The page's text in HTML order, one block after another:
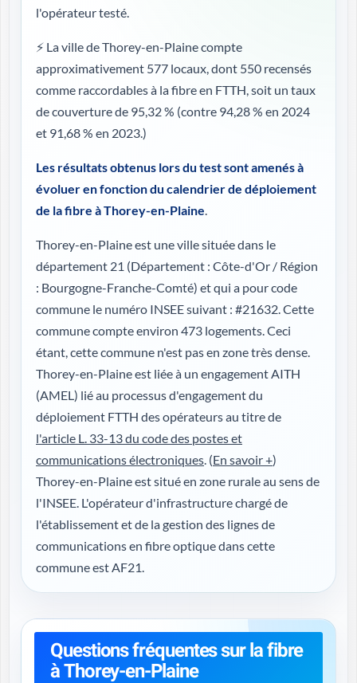
l'opérateur testé.
⚡ La ville de Thorey-en-Plaine compte
approximativement 577 locaux, dont 550 recensés
comme raccordables à la fibre en FTTH, soit un taux
de couverture de 95,32 % (contre 94,28 % en 2024
et 91,68 % en 2023.)
Les résultats obtenus lors du test sont amenés à
évoluer en fonction du calendrier de déploiement
de la fibre à Thorey-en-Plaine.
Thorey-en-Plaine est une ville située dans le
département 21 (Département : Côte-d'Or / Région
: Bourgogne-Franche-Comté) et qui a pour code
commune le numéro INSEE suivant : #21632. Cette
commune compte environ 473 logements. Ceci
étant, cette commune n'est pas en zone très dense.
Thorey-en-Plaine est liée à un engagement AITH
(AMEL) lié au processus d'engagement du
déploiement FTTH des opérateurs au titre de
l'article L. 33-13 du code des postes et
communications électroniques. (En savoir +)
Thorey-en-Plaine est situé en zone rurale au sens de
l'INSEE. L'opérateur d'infrastructure chargé de
l'établissement et de la gestion des lignes de
communications en fibre optique dans cette
commune est AF21.
Questions fréquentes sur la fibre
à Thorey-en-Plaine